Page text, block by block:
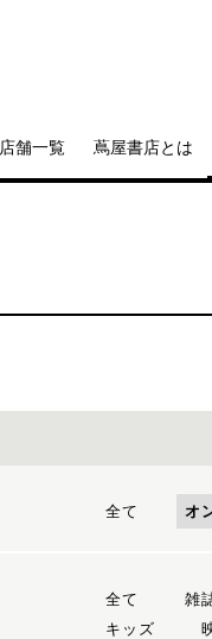
店舗一覧 蔦屋書店とは
全て オ
全て 雑
キッズ